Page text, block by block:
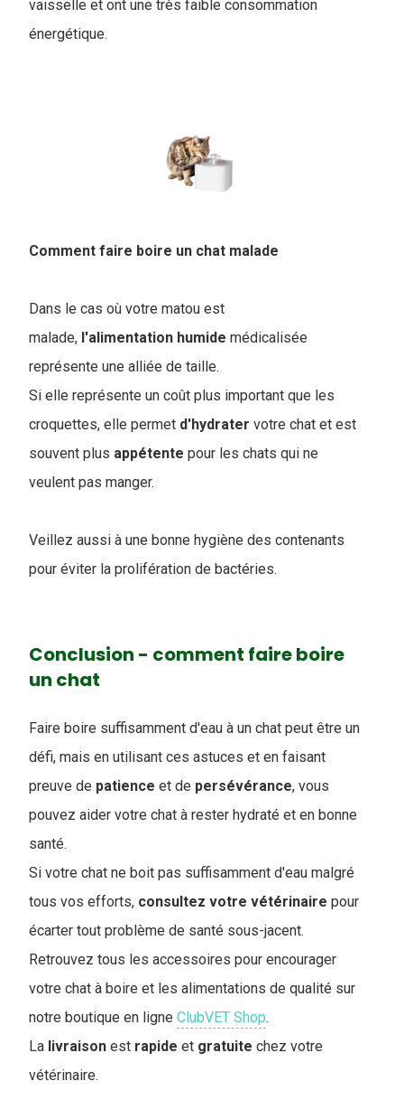
vaisselle et ont une très faible consommation
énergétique.
Comment faire boire un chat malade
Dans le cas où votre matou est
malade, l'alimentation humide médicalisée
représente une alliée de taille.
Si elle représente un coût plus important que les
croquettes, elle permet d'hydrater votre chat et est
souvent plus appétente pour les chats qui ne
veulent pas manger.
Veillez aussi à une bonne hygiène des contenants
pour éviter la prolifération de bactéries.
Conclusion - comment faire boire
un chat
Faire boire suffisamment d'eau à un chat peut être un
défi, mais en utilisant ces astuces et en faisant
preuve de patience et de persévérance, vous
pouvez aider votre chat à rester hydraté et en bonne
santé.
Si votre chat ne boit pas suffisamment d'eau malgré
tous vos efforts, consultez votre vétérinaire pour
écarter tout problème de santé sous-jacent.
Retrouvez tous les accessoires pour encourager
votre chat à boire et les alimentations de qualité sur
notre boutique en ligne ClubVET Shop.
La livraison est rapide et gratuite chez votre
vétérinaire.